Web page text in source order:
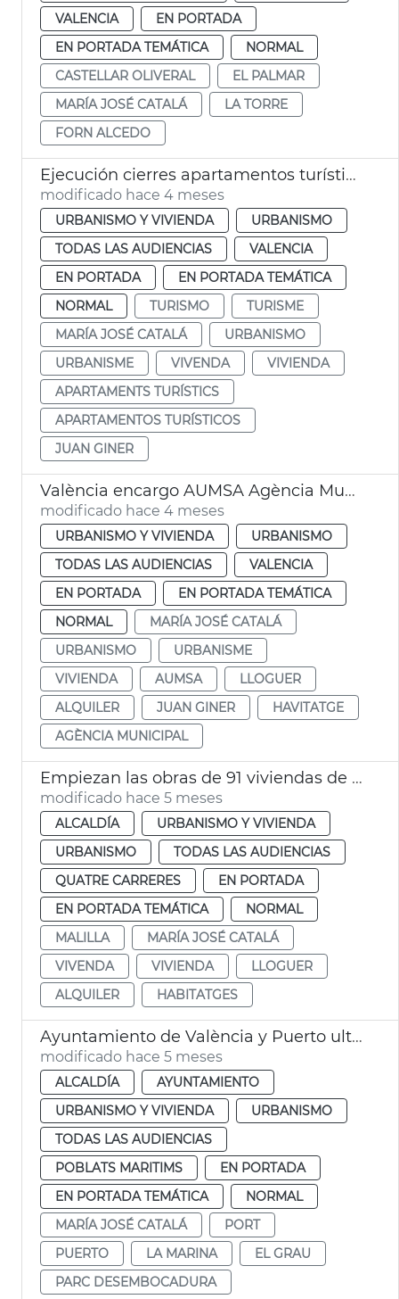
VALENCIA
EN PORTADA
EN PORTADA TEMÁTICA
NORMAL
CASTELLAR OLIVERAL
EL PALMAR
MARÍA JOSÉ CATALÁ
LA TORRE
FORN ALCEDO
Ejecución cierres apartamentos turísticos ilegales
modificado hace 4 meses
URBANISMO Y VIVIENDA
URBANISMO
TODAS LAS AUDIENCIAS
VALENCIA
EN PORTADA
EN PORTADA TEMÁTICA
NORMAL
TURISMO
TURISME
MARÍA JOSÉ CATALÁ
URBANISMO
URBANISME
VIVENDA
VIVIENDA
APARTAMENTS TURÍSTICS
APARTAMENTOS TURÍSTICOS
JUAN GINER
València encargo AUMSA Agència Municipal Lloguer
modificado hace 4 meses
URBANISMO Y VIVIENDA
URBANISMO
TODAS LAS AUDIENCIAS
VALENCIA
EN PORTADA
EN PORTADA TEMÁTICA
NORMAL
MARÍA JOSÉ CATALÁ
URBANISMO
URBANISME
VIVIENDA
AUMSA
LLOGUER
ALQUILER
JUAN GINER
HAVITATGE
AGÈNCIA MUNICIPAL
Empiezan las obras de 91 viviendas de alquiler social a Malilla València
modificado hace 5 meses
ALCALDÍA
URBANISMO Y VIVIENDA
URBANISMO
TODAS LAS AUDIENCIAS
QUATRE CARRERES
EN PORTADA
EN PORTADA TEMÁTICA
NORMAL
MALILLA
MARÍA JOSÉ CATALÁ
VIVENDA
VIVIENDA
LLOGUER
ALQUILER
HABITATGES
Ayuntamiento de València y Puerto ultiman convenio Parco de Desembocadura
modificado hace 5 meses
ALCALDÍA
AYUNTAMIENTO
URBANISMO Y VIVIENDA
URBANISMO
TODAS LAS AUDIENCIAS
POBLATS MARITIMS
EN PORTADA
EN PORTADA TEMÁTICA
NORMAL
MARÍA JOSÉ CATALÁ
PORT
PUERTO
LA MARINA
EL GRAU
PARC DESEMBOCADURA